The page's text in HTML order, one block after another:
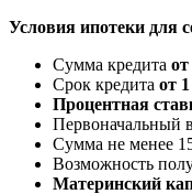
Условия ипотеки для
Сумма кредита от
Срок кредита от
Процентная
Первоначальный
Сумма не менее
Возможность
Материнский